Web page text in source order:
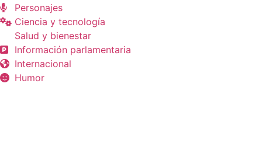
Personajes
Ciencia y tecnología
Salud y bienestar
Información parlamentaria
Internacional
Humor